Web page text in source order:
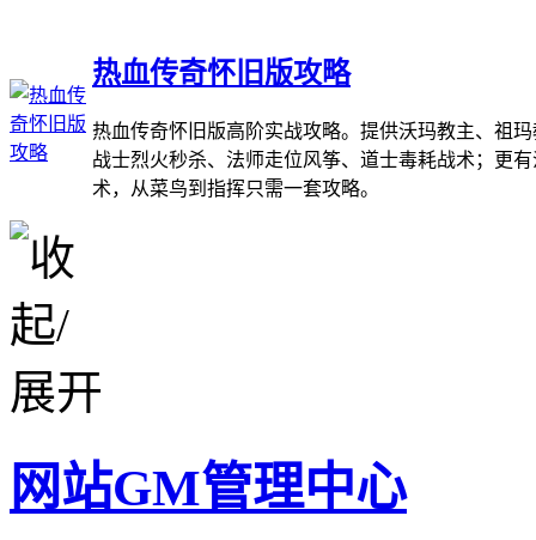
热血传奇怀旧版攻略
热血传奇怀旧版高阶实战攻略。提供沃玛教主、祖
战士烈火秒杀、法师走位风筝、道士毒耗战术；更
术，从菜鸟到指挥只需一套攻略。
网站GM管理中心